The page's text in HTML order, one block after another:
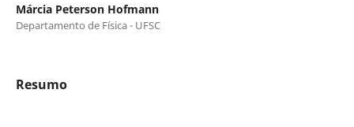
Márcia Peterson Hofmann
Departamento de Física - UFSC
Resumo